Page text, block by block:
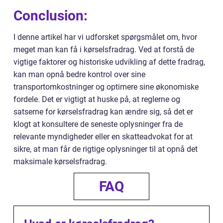
Conclusion:
I denne artikel har vi udforsket spørgsmålet om, hvor
meget man kan få i kørselsfradrag. Ved at forstå de
vigtige faktorer og historiske udvikling af dette fradrag,
kan man opnå bedre kontrol over sine
transportomkostninger og optimere sine økonomiske
fordele. Det er vigtigt at huske på, at reglerne og
satserne for kørselsfradrag kan ændre sig, så det er
klogt at konsultere de seneste oplysninger fra de
relevante myndigheder eller en skatteadvokat for at
sikre, at man får de rigtige oplysninger til at opnå det
maksimale kørselsfradrag.
FAQ